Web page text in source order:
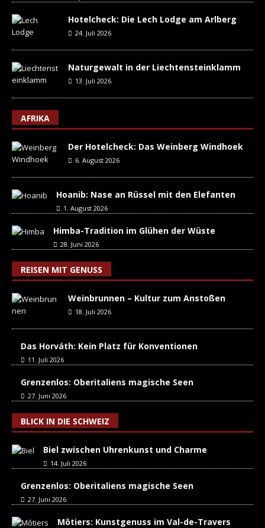
Hotelcheck: Die Lech Lodge am Arlberg
24. Juli 2026
Naturgewalt in der Liechtensteinklamm
13. Juli 2026
AFRIKA
Der Hotelcheck: Das Weinberg Windhoek
6. August 2026
Hoanib: Nase an Rüssel mit den Elefanten
1. August 2026
Himba-Tradition im Glühen der Wüste
28. Juni 2026
REISEN MIT GENUSS
Weinbrunnen – Kultur zum Anstoßen
18. Juli 2026
Das Horváth: Kein Platz für Konventionen
11. Juli 2026
Grenzenlos: Oberitaliens magische Seen
27. Juni 2026
BLICK IN DIE SCHWEIZ
Biel zwischen Uhrenkunst und Charme
14. Juli 2026
Grenzenlos: Oberitaliens magische Seen
27. Juni 2026
Môtiers: Kunstgenuss im Val-de-Travers